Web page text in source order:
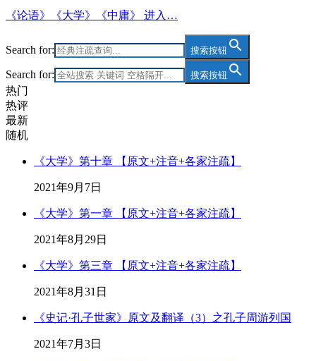
《论语》《大学》《中庸》 进入…
Search for: 搜索按钮
Search for: 搜索按钮
热门
热评
最新
随机
《大学》第十章 【原文+注音+各家注疏】
2021年9月7日
《大学》第一章 【原文+注音+各家注疏】
2021年8月29日
《大学》第三章 【原文+注音+各家注疏】
2021年8月31日
《史记·孔子世家》原文及翻译（3）之孔子周游列国
2021年7月3日